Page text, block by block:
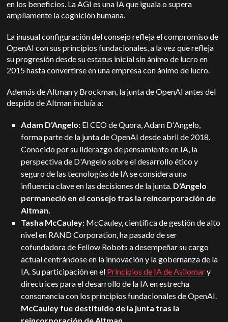
en los beneficios. La AGI es una IA que iguala o supera
ampliamente la cognición humana.
La inusual configuración del consejo refleja el compromiso de
OpenAI con sus principios fundacionales, a la vez que refleja
su progresión desde su estatus inicial sin ánimo de lucro en
2015 hasta convertirse en una empresa con ánimo de lucro.
Además de Altman y Brockman, la junta de OpenAI antes del
despido de Altman incluía a:
Adam D'Angelo: El CEO de Quora, Adam D'Angelo,
forma parte de la junta de OpenAI desde abril de 2018.
Conocido por su liderazgo de pensamiento en IA, la
perspectiva de D'Angelo sobre el desarrollo ético y
seguro de las tecnologías de IA se considera una
influencia clave en las decisiones de la junta. D'Angelo
permaneció en el consejo tras la reincorporación de
Altman.
Tasha McCauley: McCauley, científica de gestión de alto
nivel en RAND Corporation, ha pasado de ser
cofundadora de Fellow Robots a desempeñar su cargo
actual centrándose en la innovación y la gobernanza de la
IA. Su participación en el Principios de IA de Asilomary
directrices para el desarrollo de la IA en estrecha
consonancia con los principios fundacionales de OpenAI.
McCauley fue destituido de la junta tras la